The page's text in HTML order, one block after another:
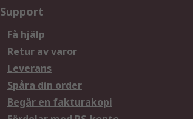
Support
Få hjälp
Retur av varor
Leverans
Spåra din order
Begär en fakturakopi